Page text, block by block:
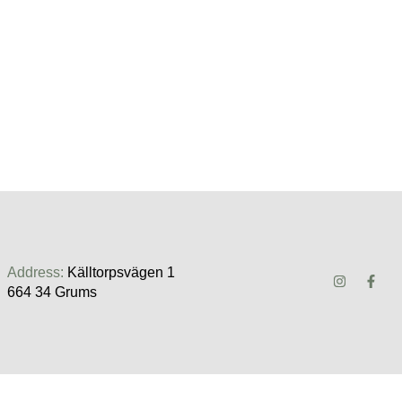
Address: Källtorpsvägen 1
​​​​​​​664 34 Grums